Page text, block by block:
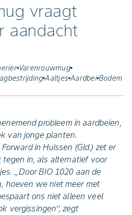
vraagt
aandacht
Varenrouwmug
Aaltjes Aardbei Bodem
probleem in aardbeien,
van jonge planten.
in Huissen (Gld.) zet er
tegen in, als alternatief voor
,,Door BIO 1020 aan de
hoeven we niet meer met
ons niet alleen veel
vergissingen‘’, zegt